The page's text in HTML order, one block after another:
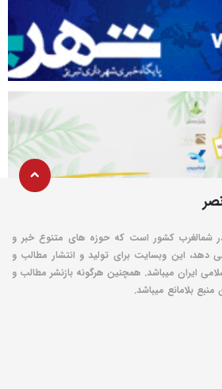
در شمالغرب کشور است که حوزه های متنوع خبر و
این وبسایت برای تولید و انتشار مطالب و
ایران میباشد. همچنین هرگونه بازنشر مطالب و
منبع بلامانع میباشد.